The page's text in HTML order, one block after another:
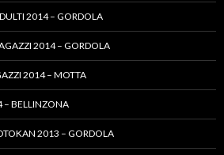
2014 – GORDOLA
2014 – GORDOLA
2014 – MOTTA
– BELLINZONA
2013 – GORDOLA